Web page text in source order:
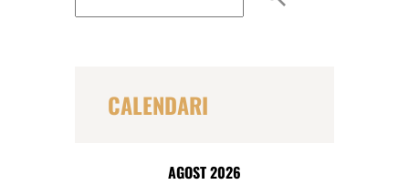
s
CALENDARI
AGOST 2026